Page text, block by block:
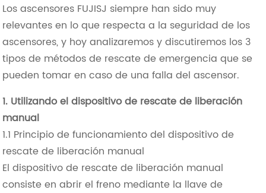
Los ascensores FUJISJ siempre han sido muy
relevantes en lo que respecta a la seguridad de los
ascensores, y hoy analizaremos y discutiremos los 3
tipos de métodos de rescate de emergencia que se
pueden tomar en caso de una falla del ascensor.
1. Utilizando el dispositivo de rescate de liberación
manual
1.1 Principio de funcionamiento del dispositivo de
rescate de liberación manual
El dispositivo de rescate de liberación manual
consiste en abrir el freno mediante la llave de